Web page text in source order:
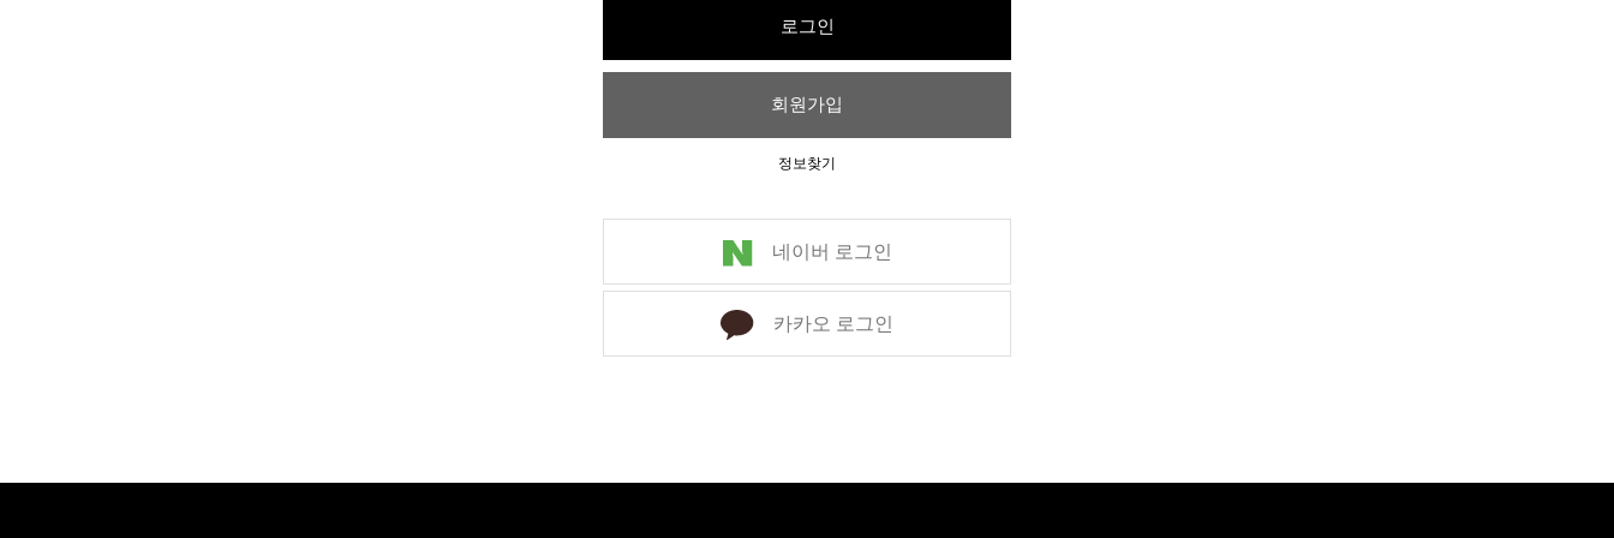
로그인
회원가입
정보찾기
네이버 로그인
카카오 로그인